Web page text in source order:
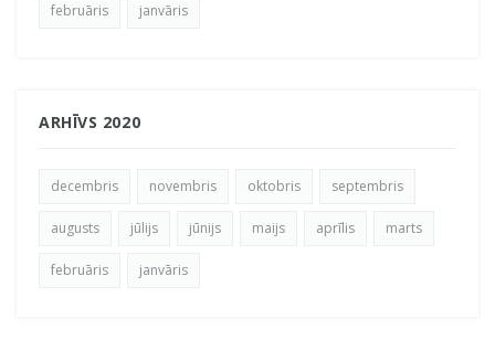
februāris janvāris
ARHĪVS 2020
decembris novembris oktobris septembris
augusts jūlijs jūnijs maijs aprīlis marts
februāris janvāris